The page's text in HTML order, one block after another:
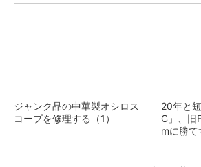
ジャンク品の中華製オシロス
コープを修理する（1）
20年と
C」、旧
mに勝て